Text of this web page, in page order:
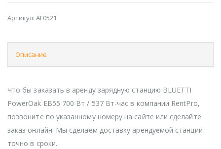
Артикул: AF0521
Описание
Что бы заказать в аренду зарядную станцию BLUETTI
PowerOak EB55 700 Вт / 537 Вт-час в компании RentPro,
позвоните по указанному номеру на сайте или сделайте
заказ онлайн. Мы сделаем доставку арендуемой станции
точно в сроки.